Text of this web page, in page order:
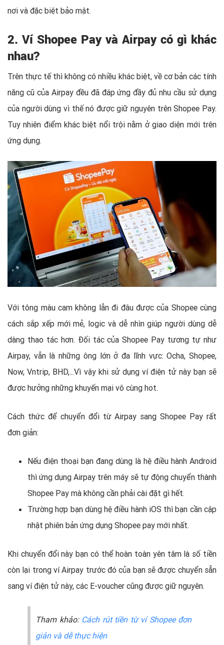
nơi và đặc biệt bảo mật.
2. Ví Shopee Pay và Airpay có gì khác
nhau?
Trên thực tế thì không có nhiều khác biệt, về cơ bản các tính
năng cũ của Airpay đều đã đáp ứng đầy đủ nhu cầu sử dụng
của người dùng vì thế nó được giữ nguyên trên Shopee Pay.
Tuy nhiên điểm khác biệt nổi trội nằm ở giao diện mới trên
ứng dụng.
Với tông màu cam không lẫn đi đâu được của Shopee cùng
cách sắp xếp mới mẻ, logic và dễ nhìn giúp người dùng dễ
dàng thao tác hơn. Đối tác của Shopee Pay tương tự như
Airpay, vẫn là những ông lớn ở đa lĩnh vực: Ocha, Shopee,
Now, Vntrip, BHD,...Vì vậy khi sử dụng ví điện tử này bạn sẽ
được hưởng những khuyến mại vô cùng hot.
Cách thức để chuyển đổi từ Airpay sang Shopee Pay rất
đơn giản:
Nếu điện thoại bạn đang dùng là hệ điều hành Android
thì ứng dụng Airpay trên máy sẽ tự động chuyển thành
Shopee Pay mà không cần phải cài đặt gì hết.
Trường hợp bạn dùng hệ điều hành iOS thì bạn cần cập
nhật phiên bản ứng dụng Shopee pay mới nhất.
Khi chuyển đổi này bạn có thể hoàn toàn yên tâm là số tiền
còn lại trong ví Airpay trước đó của bạn sẽ được chuyển sẵn
sang ví điện tử này, các E-voucher cũng được giữ nguyên.
Tham khảo: Cách rút tiền từ ví Shopee đơn
giản và dễ thực hiện